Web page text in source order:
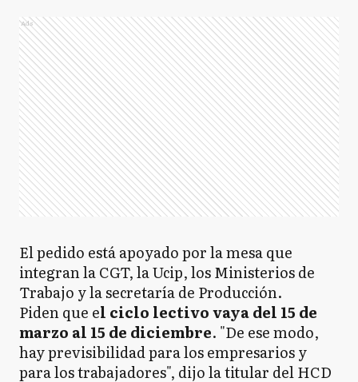
Ads
El pedido está apoyado por la mesa que
integran la CGT, la Ucip, los Ministerios de
Trabajo y la secretaría de Producción.
Piden que el ciclo lectivo vaya del 15 de
marzo al 15 de diciembre. "De ese modo,
hay previsibilidad para los empresarios y
para los trabajadores", dijo la titular del HCD